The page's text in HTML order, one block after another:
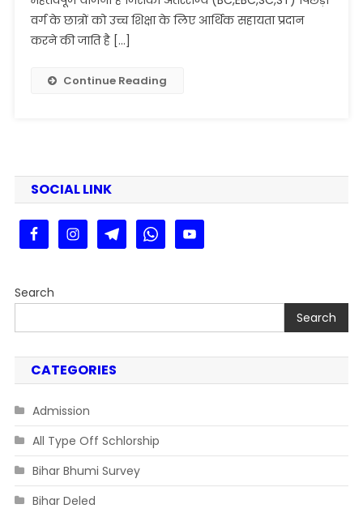
Online
पोस्ट
मैट्रिक
शुरू
वर्ग के छात्रों को उच्च शिक्षा के लिए आर्थिक सहायता प्रदान
करने की जाति है […]
Continue Reading
SOCIAL LINK
Search
Search
CATEGORIES
Admission
All Type Off Schlorship
Bihar Bhumi Survey
Bihar Deled